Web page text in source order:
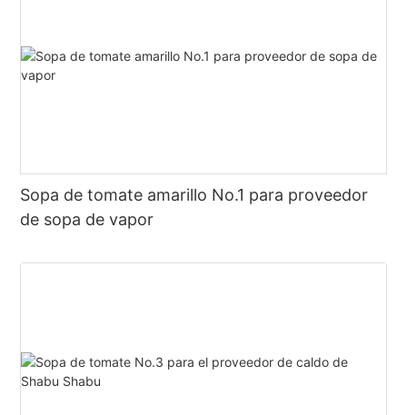
Sopa de tomate amarillo No.1 para proveedor
de sopa de vapor